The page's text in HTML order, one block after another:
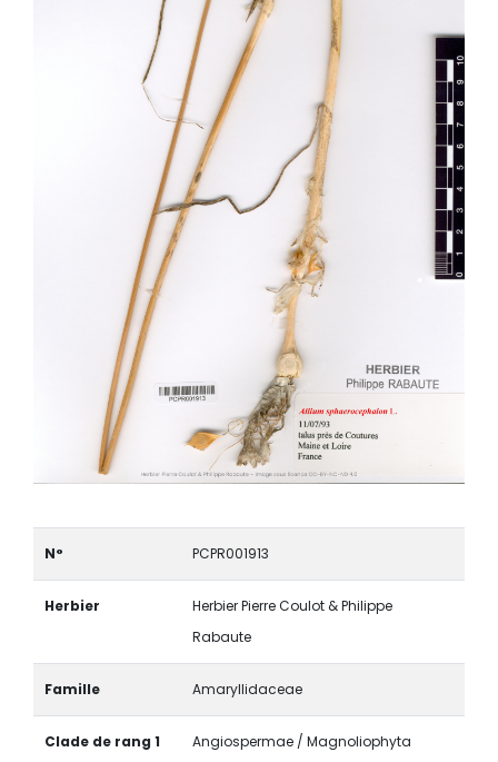
N° PCPR001913
Herbier
Herbier Pierre Coulot & Philippe
Rabaute
Famille Amaryllidaceae
Clade de rang 1
Angiospermae / Magnoliophyta